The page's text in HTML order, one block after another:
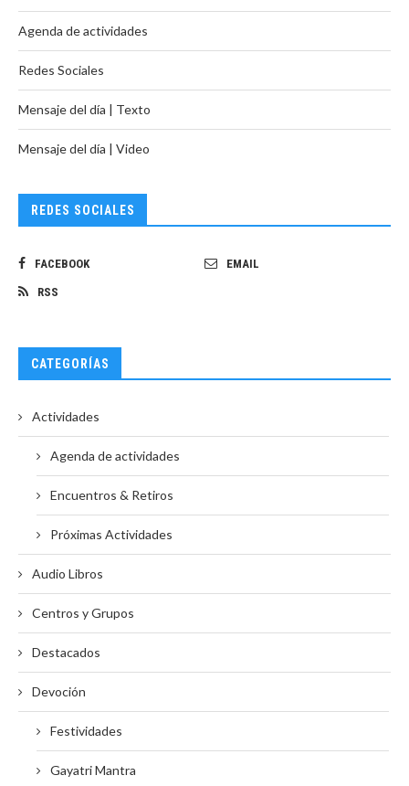
Agenda de actividades
Redes Sociales
Mensaje del día | Texto
Mensaje del día | Video
REDES SOCIALES
FACEBOOK EMAIL
RSS
CATEGORÍAS
Actividades
Agenda de actividades
Encuentros & Retiros
Próximas Actividades
Audio Libros
Centros y Grupos
Destacados
Devoción
Festividades
Gayatri Mantra